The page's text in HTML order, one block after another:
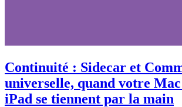
Continuité : Sidecar et
universelle, quand votre
iPad se tiennent par la main